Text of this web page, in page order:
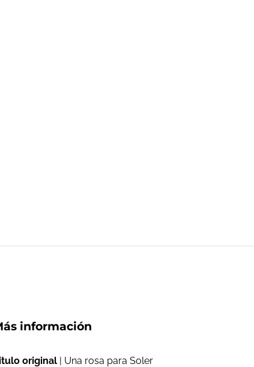
información
original | Una rosa para Soler